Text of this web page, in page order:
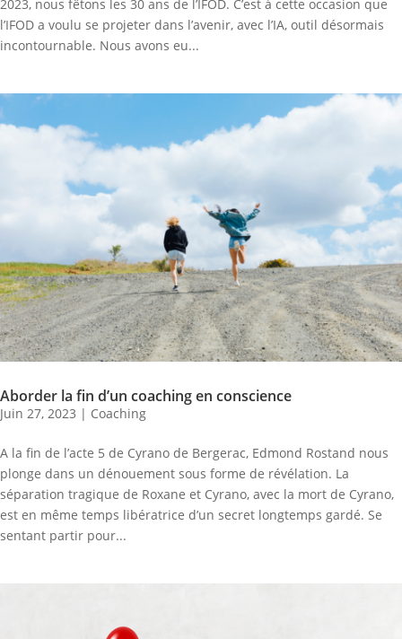
2023, nous fêtons les 30 ans de l’IFOD. C’est à cette occasion que
l’IFOD a voulu se projeter dans l’avenir, avec l’IA, outil désormais
incontournable. Nous avons eu...
Aborder la fin d’un coaching en conscience
Juin 27, 2023 | Coaching
A la fin de l’acte 5 de Cyrano de Bergerac, Edmond Rostand nous
plonge dans un dénouement sous forme de révélation. La
séparation tragique de Roxane et Cyrano, avec la mort de Cyrano,
est en même temps libératrice d’un secret longtemps gardé. Se
sentant partir pour...